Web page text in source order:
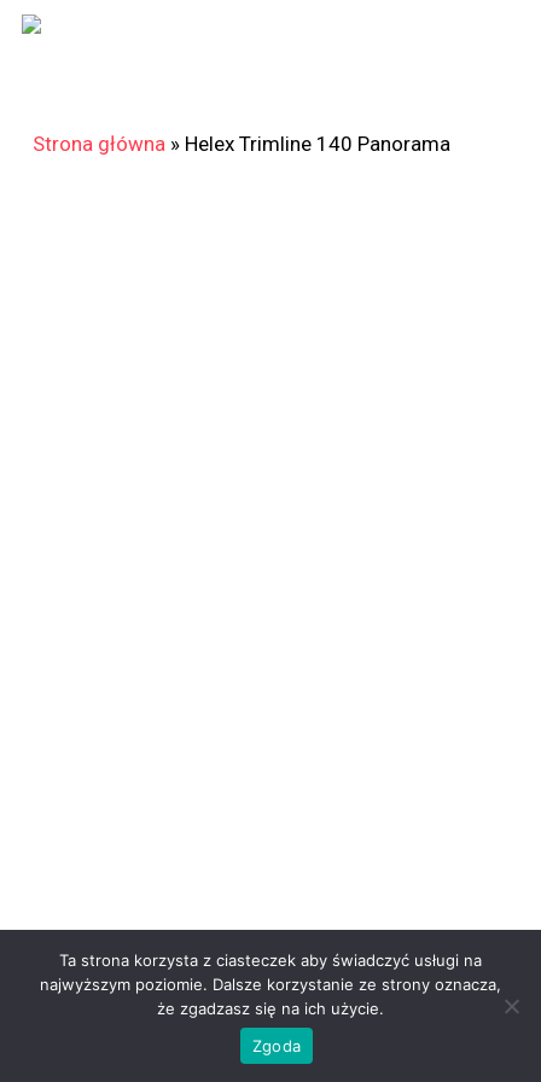
Skip
Strona główna» Helex Trimline 140 Panorama
Ta strona korzysta z ciasteczek aby świadczyć usługi na
najwyższym poziomie. Dalsze korzystanie ze strony oznacza,
że zgadzasz się na ich użycie.
Zgoda